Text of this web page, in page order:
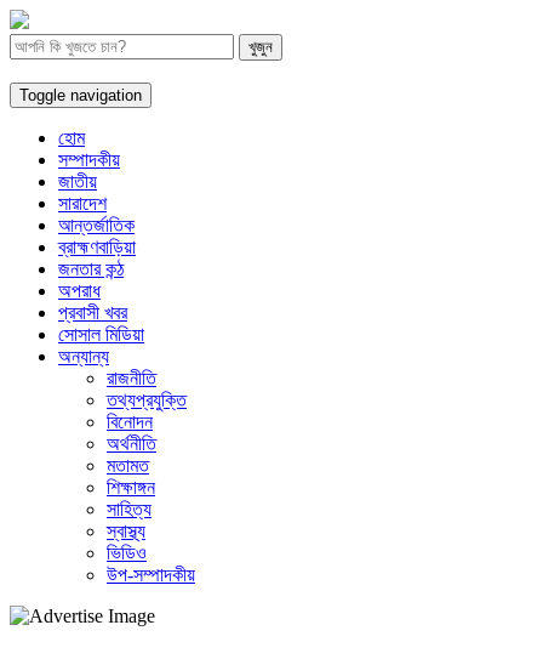
Toggle navigation
হোম
সম্পাদকীয়
জাতীয়
সারাদেশ
আন্তর্জাতিক
ব্রাহ্মণবাড়িয়া
জনতার কন্ঠ
অপরাধ
প্রবাসী খবর
সোসাল মিডিয়া
অন্যান্য
রাজনীতি
তথ্যপ্রযুক্তি
বিনোদন
অর্থনীতি
মতামত
শিক্ষাঙ্গন
সাহিত্য
স্বাস্থ্য
ভিডিও
উপ-সম্পাদকীয়